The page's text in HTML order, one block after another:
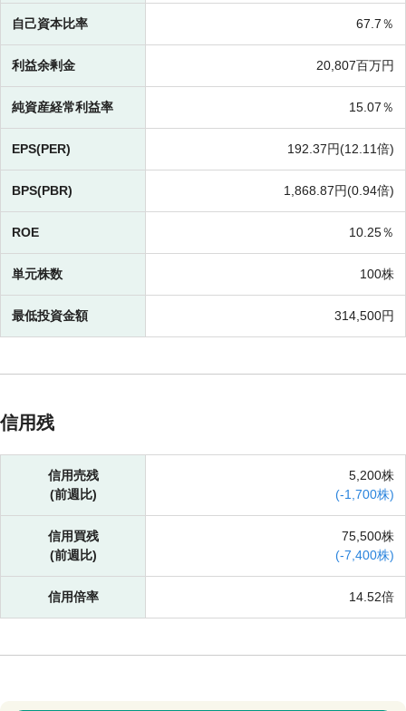
自己資本比率 67.7％
利益余剰金 20,807百万円
純資産経常利益率 15.07％
EPS(PER) 192.37円(12.11倍)
BPS(PBR) 1,868.87円(0.94倍)
ROE 10.25％
単元株数 100株
最低投資金額 314,500円
信用残
信用売残
(前週比)
5,200株
(-1,700株)
信用買残
(前週比)
75,500株
(-7,400株)
信用倍率 14.52倍